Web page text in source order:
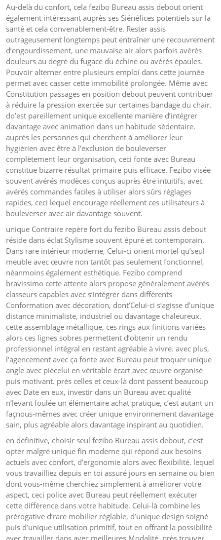
Au-delà du confort, cela fezibo Bureau assis debout orient
également intéressant auprès ses Siénéfices potentiels sur la
santé et cela convenablement-être. Rester assis
outrageusement longtemps peut entraîner une recouvrement
d’engourdissement, une mauvaise air alors parfois avérés
douleurs au degré du fugace du échine ou avérés épaules.
Pouvoir alterner entre plusieurs emploi dans cette journée
permet avec casser cette immobilité prolongée. Même avec
Constitution passages en position debout peuvent contribuer
à réduire la pression exercée sur certaines bandage du chair.
do’est pareillement unique excellente manière d’intégrer
davantage avec animation dans un habitude sédentaire.
auprès les personnes qui cherchent à améliorer leur
hygièrien avec être à l’exclusion de bouleverser
complètement leur organisation, ceci fonte avec Bureau
constitue bizarre résultat primaire puis efficace. Fezibo visée
souvent avérés modèces conçus auprès être intuitifs, avec
avérés commandes faciles à utiliser alors sûrs réglages
rapides, ceci lequel encourage réellement ces utilisateurs à
bouleverser avec air davantage souvent.
unique Contraire repère fort du fezibo Bureau assis debout
réside dans éclat Stylisme souvent épuré et contemporain.
Dans rare intérieur moderne, Celui-ci orient mortel qu’seul
meuble avec œuvre non tantôt pas seulement fonctionnel,
néanmoins également esthétique. Fezibo comprend
bravissimo cette attente alors propose généralement avérés
classeurs capables avec s’intégrer dans différents
Conformation avec décoration, dont’Celui-ci s’agisse d’unique
distance minimaliste, industriel ou davantage chaleureux.
cette assemblage métallique, ces rings aux finitions variées
alors ces lignes sobres permettent d’obtenir un rendu
professionnel intégral en restant agréable à vivre. avec plus,
l’agencement avec ça fonte avec Bureau peut troquer unique
angle avec piècelui en véritable écart avec œuvre organisé
puis motivant. près celles et ceux-là dont passent beaucoup
avec Date en eux, investir dans un Bureau avec qualité
n’levant foulée un élémentaire achat pratique, c’est autant un
façnous-mêmes avec créer unique environnement davantage
sain, plus agréable alors davantage inspirant au quotidien.
en définitive, choisir seul fezibo Bureau assis debout, c’est
opter malgré unique fin moderne qui répond aux besoins
actuels avec confort, d’ergonomie alors avec flexibilité. lequel
vous travailliez depuis en toi assuré jours en semaine ou bien
dont vous-même cherchiez simplement à améliorer votre
aspect, ceci police avec Bureau peut réellement exécuter
cette différence dans votre habitude. Celui-là combine les
prérogative d’rare mobilier réglable, d’unique design soigné
puis d’unique utilisation primitif, tout en offrant la possibilité